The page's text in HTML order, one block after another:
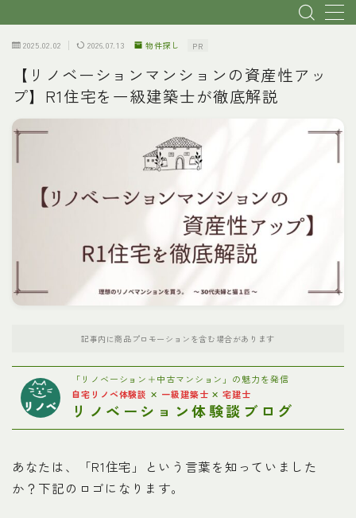
リノベ会社選び
費用
理想のプランへ
お問い合わせ
2025.02.02 2026.07.13 物件探し PR
【リノベーションマンションの資産性アッ
プ】R1住宅を一級建築士が徹底解説
記事内に商品プロモーションを含む場合があります
「リノベーション＋中古マンション」の魅力を発信
自宅リノベ体験談 ✕ 一級建築士 ✕宅建士
リノベーション体験談ブログ
あなたは、「R1住宅」という言葉を知っていました
か？下記のロゴになります。